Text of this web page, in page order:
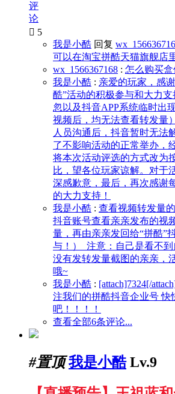
评
论
 5
我是小酷 回复
可以在淘宝拼酷天猫旗舰店
wx_1566367168 : 怎么购买盒
我是小酷 : 亲爱的玩家，感
酷”活动的积极参与和大力
忽以及抖音APP系统临时出
视频后，均无法查看转发量
人员沟通后，抖音暂时无法
了不影响活动的正常举办，
将本次活动评选的方式改为
比，望各位玩家谅解。对于
深感歉意，最后，再次感谢
的大力支持！
我是小酷 : 查看视频转发量
抖音账号查看亲亲发布的视
量，再由亲亲发回给“拼酷”
与！） 注意：自己是看不到
没有发转发量截图的亲亲，
哦~
我是小酷 : [attach]7324[/
注我们的拼酷抖音企业号 快
吧！！！！
查看全部6条评论...
#置顶 我是小酷 Lv.9